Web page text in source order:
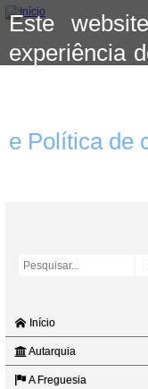
Este
experiência
e Política de
Início
Autarquia
A Freguesia